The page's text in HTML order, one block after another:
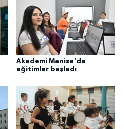
Akademi Manisa'da
eğitimler başladı